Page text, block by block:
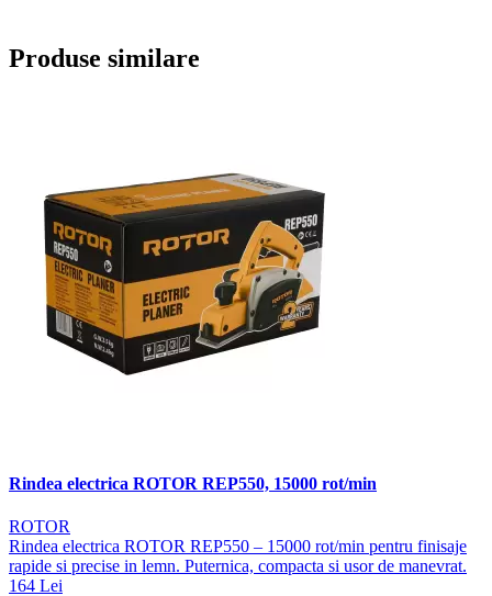
Produse similare
Rindea electrica ROTOR REP550, 15000 rot/min
ROTOR
Rindea electrica ROTOR REP550 – 15000 rot/min pentru finisaje
rapide si precise in lemn. Puternica, compacta si usor de manevrat.
164 Lei